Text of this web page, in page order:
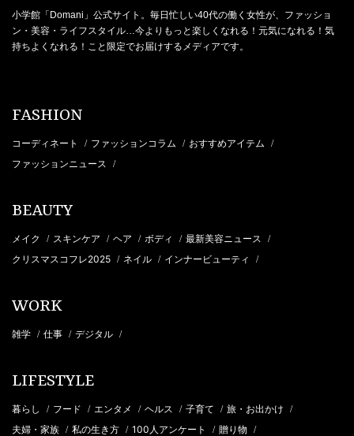
小学館「Domani」公式サイト。毎日忙しい40代の働く女性が、ファッショ
ン・美容・ライフスタイル…今よりもっと楽しくなれる！元気になれる！気
持ちよくなれる！こと限定でお届けするメディアです。
FASHION
コーディネート / ファッションコラム / おすすめアイテム /
ファッションニュース /
BEAUTY
メイク / スキンケア / ヘア / ボディ / 最新美容ニュース /
クリスマスコフレ2025 / ネイル / インナービューティ /
WORK
雑学 / 仕事 / デジタル /
LIFESTYLE
暮らし / フード / エンタメ / ヘルス / 子育て / 旅・お出かけ /
夫婦・家族 / 私の生き方 / 100人アンケート / 贈り物 /